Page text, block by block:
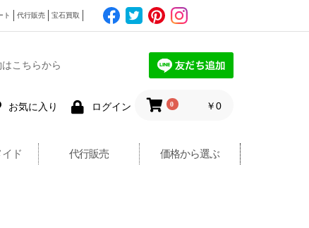
ト 代行販売 宝石買取
こちらから
お気に入り ログイン 0 ￥0
ド 代行販売 価格から選ぶ